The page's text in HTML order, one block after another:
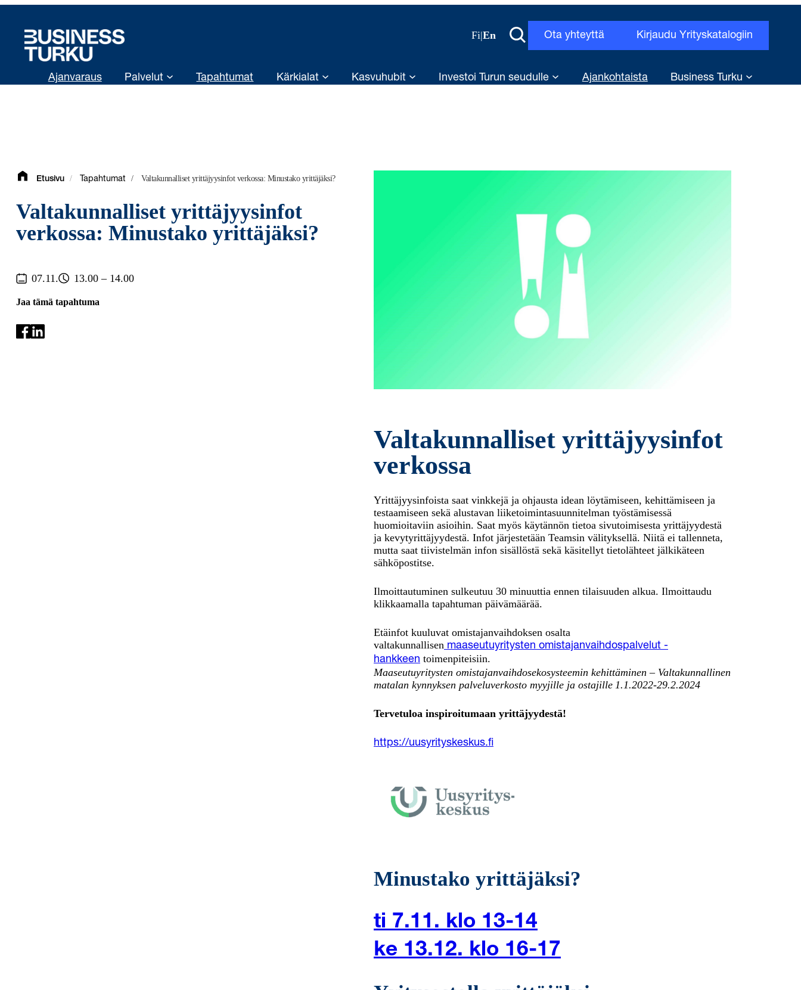
Fi|En Ota yhteyttä Kirjaudu Yrityskatalogiin
Ajanvaraus Palvelut Tapahtumat Kärkialat Kasvuhubit Investoi Turun seudulle Ajankohtaista Business Turku
Etusivu / Tapahtumat / Valtakunnalliset yrittäjyysinfot verkossa: Minustako yrittäjäksi?
Valtakunnalliset yrittäjyysinfot
verkossa: Minustako yrittäjäksi?
07.11. 13.00 – 14.00
Jaa tämä tapahtuma
Valtakunnalliset yrittäjyysinfot
verkossa
Yrittäjyysinfoista saat vinkkejä ja ohjausta idean löytämiseen, kehittämiseen ja
testaamiseen sekä alustavan liiketoimintasuunnitelman työstämisessä
huomioitaviin asioihin. Saat myös käytännön tietoa sivutoimisesta yrittäjyydestä
ja kevytyrittäjyydestä. Infot järjestetään Teamsin välityksellä. Niitä ei tallenneta,
mutta saat tiivistelmän infon sisällöstä sekä käsitellyt tietolähteet jälkikäteen
sähköpostitse.
Ilmoittautuminen sulkeutuu 30 minuuttia ennen tilaisuuden alkua. Ilmoittaudu
klikkaamalla tapahtuman päivämäärää.
Etäinfot kuuluvat omistajanvaihdoksen osalta
valtakunnallisen maaseutuyritysten omistajanvaihdospalvelut -
hankkeen toimenpiteisiin.
Maaseutuyritysten omistajanvaihdosekosysteemin kehittäminen – Valtakunnallinen
matalan kynnyksen palveluverkosto myyjille ja ostajille 1.1.2022-29.2.2024
Tervetuloa inspiroitumaan yrittäjyydestä!
https://uusyrityskeskus.fi
Minustako yrittäjäksi?
ti 7.11. klo 13-14
ke 13.12. klo 16-17